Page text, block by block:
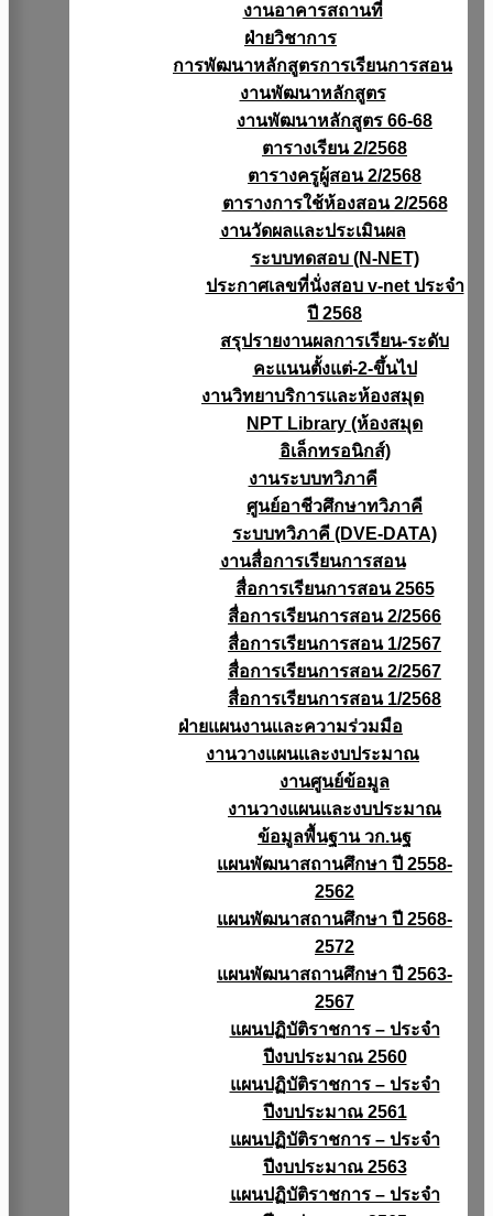
งานอาคารสถานที่
ฝ่ายวิชาการ
การพัฒนาหลักสูตรการเรียนการสอน
งานพัฒนาหลักสูตร
งานพัฒนาหลักสูตร 66-68
ตารางเรียน 2/2568
ตารางครูผู้สอน 2/2568
ตารางการใช้ห้องสอน 2/2568
งานวัดผลเเละประเมินผล
ระบบทดสอบ (N-NET)
ประกาศเลขที่นั่งสอบ v-net ประจำ
ปี 2568
สรุปรายงานผลการเรียน-ระดับ
คะแนนตั้งแต่-2-ขึ้นไป
งานวิทยาบริการเเละห้องสมุด
NPT Library (ห้องสมุด
อิเล็กทรอนิกส์)
งานระบบทวิภาคี
ศูนย์อาชีวศึกษาทวิภาคี
ระบบทวิภาคี (DVE-DATA)
งานสื่อการเรียนการสอน
สื่อการเรียนการสอน 2565
สื่อการเรียนการสอน 2/2566
สื่อการเรียนการสอน 1/2567
สื่อการเรียนการสอน 2/2567
สื่อการเรียนการสอน 1/2568
ฝ่ายแผนงานเเละความร่วมมือ
งานวางแผนเเละงบประมาณ
งานศูนย์ข้อมูล
งานวางแผนและงบประมาณ
ข้อมูลพื้นฐาน วก.นฐ
แผนพัฒนาสถานศึกษา ปี 2558-
2562
แผนพัฒนาสถานศึกษา ปี 2568-
2572
แผนพัฒนาสถานศึกษา ปี 2563-
2567
แผนปฏิบัติราชการ – ประจำ
ปีงบประมาณ 2560
แผนปฏิบัติราชการ – ประจำ
ปีงบประมาณ 2561
แผนปฏิบัติราชการ – ประจำ
ปีงบประมาณ 2563
แผนปฏิบัติราชการ – ประจำ